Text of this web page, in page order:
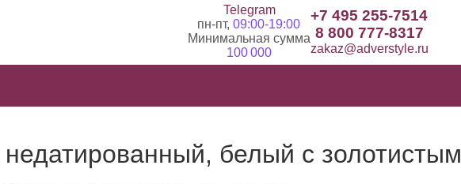
Telegram
пн-пт, 09:00-19:00
Минимальная сумма
100 000
+7 495 255-7514
8 800 777-8317
zakaz@adverstyle.ru
белый с золотистым